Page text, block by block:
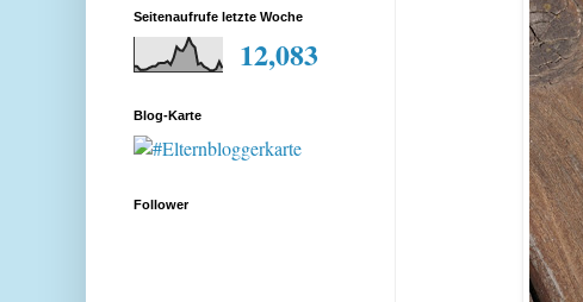
Seitenaufrufe letzte Woche
12,083
Blog-Karte
Follower